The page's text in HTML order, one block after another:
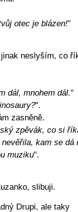
otec je blázen!"
neslyším, co
dál, mnohem dál."
".
zasněně.
zpěvák, co si
kam se dá
muziku".
slibuji.
Drupi, ale taky